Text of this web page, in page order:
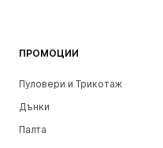
ПРОМОЦИИ
Пуловери и Трикотаж
Дънки
Палта